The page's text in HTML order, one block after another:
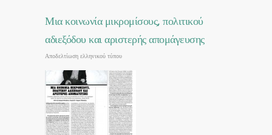
Μια κοινωνία μικρομίσους, πολιτικού
αδιεξόδου και αριστερής απομάγευσης
Αποδελτίωση ελληνικού τύπου